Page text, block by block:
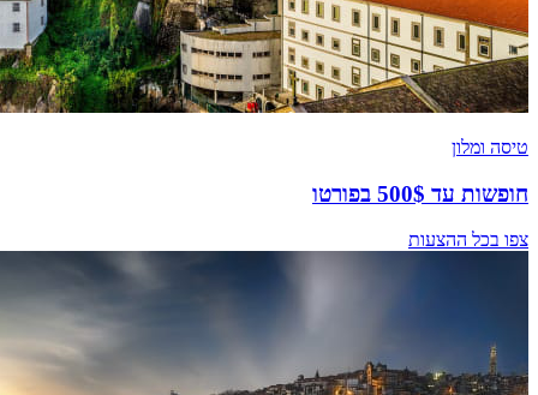
טיסה ומלון
חופשות עד 500$ בפורטו
צפו בכל ההצעות